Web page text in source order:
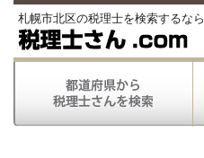
札幌市北区の税理士を検索するなら